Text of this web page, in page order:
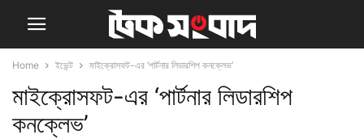
Home ইভেন্ট মাইক্রোসফট-এর ‘পার্টনার লিডারশিপ কনক্লেভ’
মাইক্রোসফট-এর ‘পার্টনার লিডারশিপ
কনক্লেভ’